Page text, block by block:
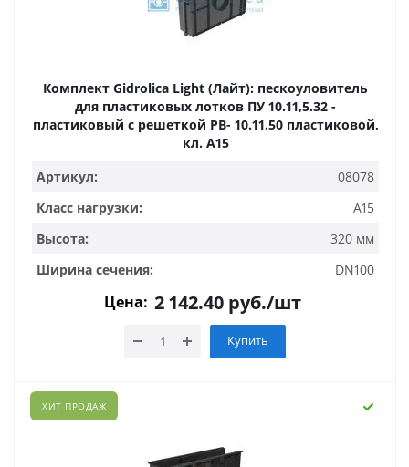
Комплект Gidrolica Light (Лайт): пескоуловитель
для пластиковых лотков ПУ 10.11,5.32 -
пластиковый с решеткой РВ- 10.11.50 пластиковой,
кл. A15
Артикул:
08078
Класс нагрузки:
A15
Высота:
320 мм
Ширина сечения:
DN100
Цена: 2 142.40руб./шт
Купить
ХИТ ПРОДАЖ